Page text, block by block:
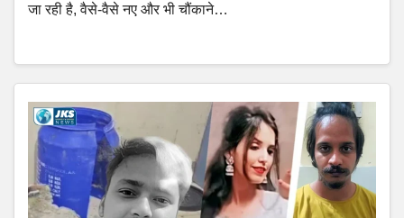
जा रही है, वैसे-वैसे नए और भी चौंकाने…